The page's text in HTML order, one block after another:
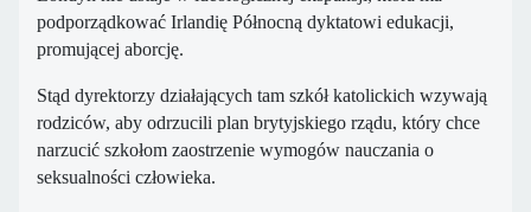
podporządkować Irlandię Północną dyktatowi edukacji,
promującej aborcję.
Stąd dyrektorzy działających tam szkół katolickich wzywają
rodziców, aby odrzucili plan brytyjskiego rządu, który chce
narzucić szkołom zaostrzenie wymogów nauczania o
seksualności człowieka.